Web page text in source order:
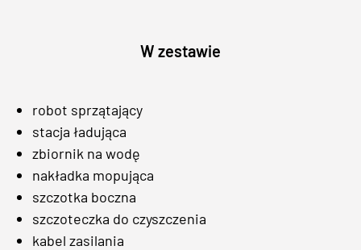
W zestawie
robot sprzątający
stacja ładująca
zbiornik na wodę
nakładka mopująca
szczotka boczna
szczoteczka do czyszczenia
kabel zasilania